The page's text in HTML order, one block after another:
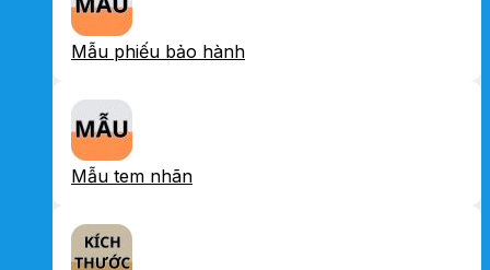
Mẫu phiếu bảo hành
Mẫu tem nhãn